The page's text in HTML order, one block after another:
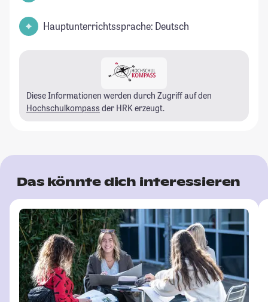
Hauptunterrichtssprache: Deutsch
Diese Informationen werden durch Zugriff auf den
Hochschulkompass der HRK erzeugt.
Das könnte dich interessieren